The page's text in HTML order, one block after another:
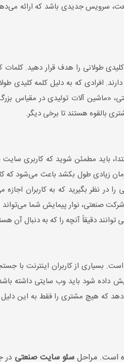
سرویس جدیدی باشد که ارائه
افرادی که به دلیل کلمه کلیدی
«ماشین آلات تولیدی در مقیاس
بالقوه هستند تا برخی دیگر.
باید مطمئن شوید که کاربری
زیادی طول بکشد باعث می‌شود که
نظر بگیرید که به کاربران
صنعتی، نوار پیمایش شما می‌تواند
دقیقاً آنچه را که به دنبال آن
بسیاری از کاربران اینترنت با
داده شود باید وب سایتی داشته
که هیچ مشتری را فقط به این
است. مراحلسئو سایت صنعتی در